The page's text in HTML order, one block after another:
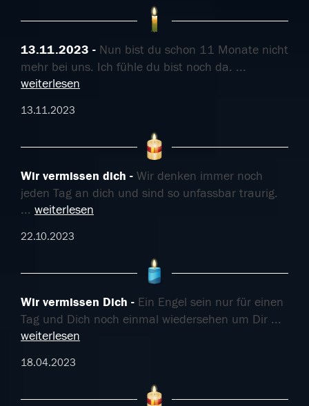
13.11.2023
Nun bist du schon 11 Monate nicht
mehr bei uns. Ich fühle du bist noch da. ...
weiterlesen
13.11.2023
Wir vermissen dich
Wir denken immer noch
jeden Tag an dich und sind so unfassbar traurig.
... weiterlesen
22.10.2023
Wir vermissen Dich
Ein Engel sein nur für einen
Tag und Dich noch einmal wiedersehen um Dir ...
weiterlesen
18.04.2023